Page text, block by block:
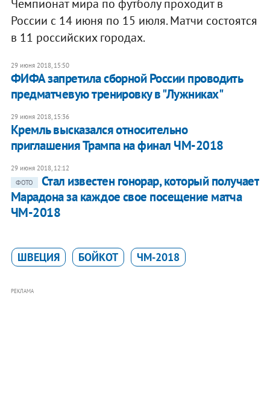
Чемпионат мира по футболу проходит в
России с 14 июня по 15 июля. Матчи состоятся
в 11 российских городах.
29 июня 2018, 15:50
ФИФА запретила сборной России проводить
предматчевую тренировку в "Лужниках"
29 июня 2018, 15:36
Кремль высказался относительно
приглашения Трампа на финал ЧМ-2018
29 июня 2018, 12:12
ФОТО
Стал известен гонорар, который получает
Марадона за каждое свое посещение матча
ЧМ-2018
ШВЕЦИЯ БОЙКОТ ЧМ-2018
РЕКЛАМА